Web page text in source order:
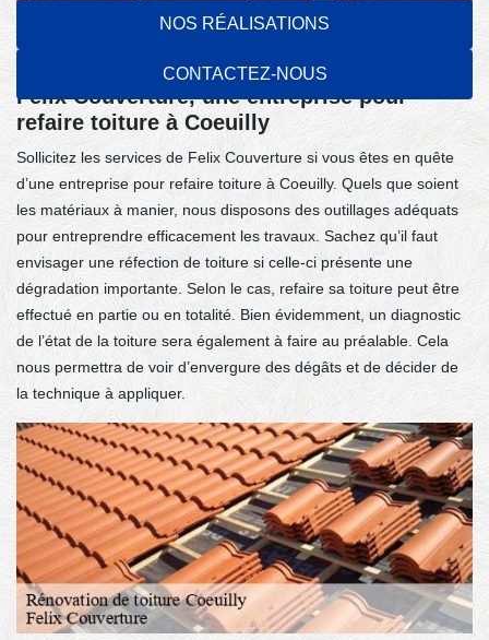
NOS RÉALISATIONS
CONTACTEZ-NOUS
Felix Couverture, une entreprise pour
refaire toiture à Coeuilly
Sollicitez les services de Felix Couverture si vous êtes en quête
d’une entreprise pour refaire toiture à Coeuilly. Quels que soient
les matériaux à manier, nous disposons des outillages adéquats
pour entreprendre efficacement les travaux. Sachez qu’il faut
envisager une réfection de toiture si celle-ci présente une
dégradation importante. Selon le cas, refaire sa toiture peut être
effectué en partie ou en totalité. Bien évidemment, un diagnostic
de l’état de la toiture sera également à faire au préalable. Cela
nous permettra de voir d’envergure des dégâts et de décider de
la technique à appliquer.